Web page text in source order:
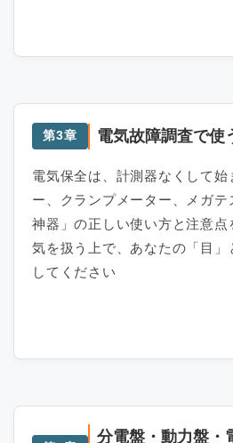
第3章 電気故障調査で使
電気保全は、計測器なくして始
ー、クランプメーター、メガ
神器」の正しい使い方と注意点
気を扱う上で、あなたの「目」
してください
分電盤・動力盤・